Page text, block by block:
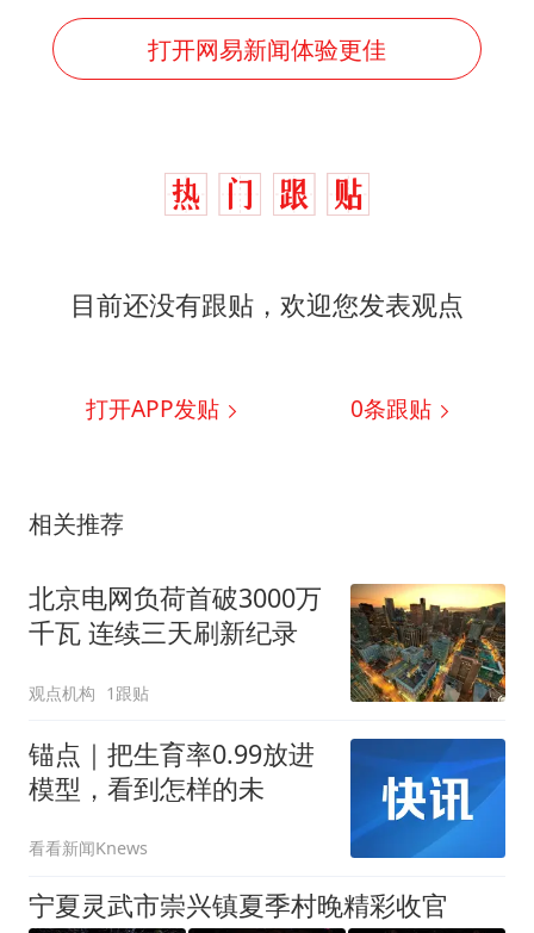
打开网易新闻体验更佳
目前还没有跟贴，欢迎您发表观点
打开APP发贴 0条跟贴
相关推荐
北京电网负荷首破3000万
千瓦 连续三天刷新纪录
观点机构 1跟贴
锚点｜把生育率0.99放进
模型，看到怎样的未
看看新闻Knews
宁夏灵武市崇兴镇夏季村晚精彩收官